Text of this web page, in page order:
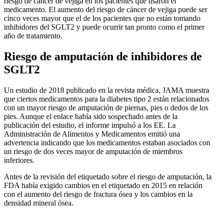
medicamento. El aumento del riesgo de cáncer de vejiga puede ser
cinco veces mayor que el de los pacientes que no están tomando
inhibidores del SGLT2 y puede ocurrir tan pronto como el primer
año de tratamiento.
Riesgo de amputación de inhibidores de
SGLT2
Un estudio de 2018 publicado en la revista médica, JAMA muestra
que ciertos medicamentos para la diabetes tipo 2 están relacionados
con un mayor riesgo de amputación de piernas, pies o dedos de los
pies. Aunque el enlace había sido sospechado antes de la
publicación del estudio, el informe impulsó a los EE. La
Administración de Alimentos y Medicamentos emitió una
advertencia indicando que los medicamentos estaban asociados con
un riesgo de dos veces mayor de amputación de miembros
inferiores.
Antes de la revisión del etiquetado sobre el riesgo de amputación, la
FDA había exigido cambios en el etiquetado en 2015 en relación
con el aumento del riesgo de fractura ósea y los cambios en la
densidad mineral ósea.